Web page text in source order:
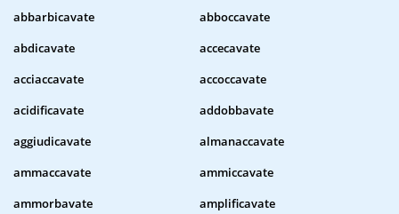
abbarbicavate
abboccavate
abdicavate
accecavate
acciaccavate
accoccavate
acidificavate
addobbavate
aggiudicavate
almanaccavate
ammaccavate
ammiccavate
ammorbavate
amplificavate